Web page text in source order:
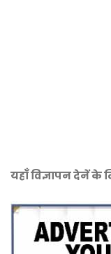
यहाँ विज्ञापन देनें के